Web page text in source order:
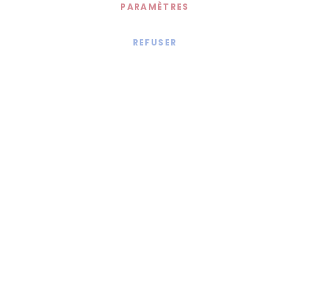
PARAMÈTRES
REFUSER